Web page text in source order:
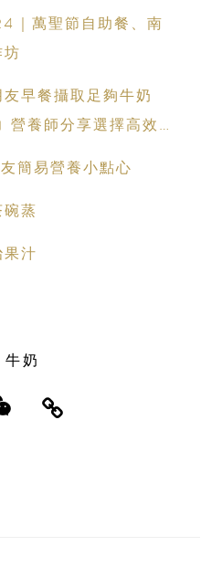
｜萬聖節自助餐、南
坊
早餐攝取足夠牛奶
營養師分享選擇高效
簡易營養小點心
蒸
汁
牛奶